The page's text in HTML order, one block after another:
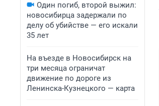
Один погиб, второй выжил:
новосибирца задержали по
делу об убийстве — его искали
35 лет
На въезде в Новосибирск на
три месяца ограничат
движение по дороге из
Ленинска-Кузнецкого — карта